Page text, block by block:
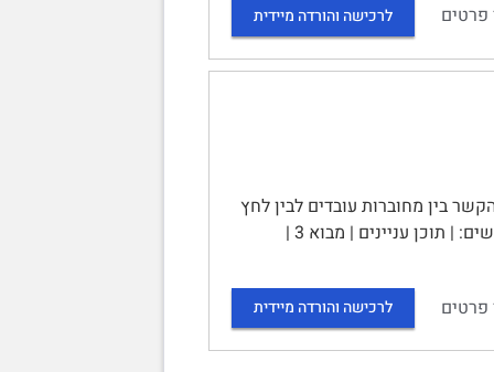
פרטים לרכישה והורדה מיידית
בין מחוברות עובדים לבין לחץ
בעבודה | מוגש במסגרת הקורס: | שיטות מחקר ב' | למנחה: | תאריך ההגשה: | מגישים: | תוכן עניינים | מבוא 3 |
פרטים לרכישה והורדה מיידית